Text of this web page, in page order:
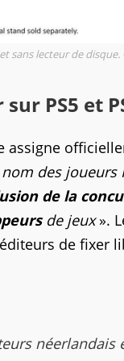
et sans lecteur de
PS5 et
des joueurs
de la
de jeux».
de fixer